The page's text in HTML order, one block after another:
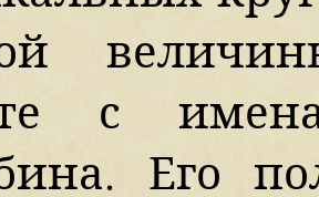
с
Его